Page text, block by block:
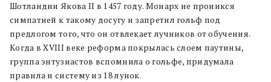
Шотландии Якова II в 1457 году. Монарх не проникся
симпатией к такому досугу и запретил гольф под
предлогом того, что он отвлекает лучников от обучения.
Когда в XVIII веке реформа покрылась слоем паутины,
группа энтузиастов вспомнила о гольфе, придумала
правила и систему из 18 лунок.